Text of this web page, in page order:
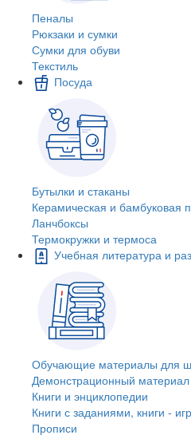
Пеналы
Рюкзаки и сумки
Сумки для обуви
Текстиль
Посуда
Бутылки и стаканы
Керамическая и бамбуковая
Ланчбоксы
Термокружки и термоса
Учебная литература и
Обучающие материалы для
Демонстрационный материал
Книги и энциклопедии
Книги с заданиями, книги -
Прописи